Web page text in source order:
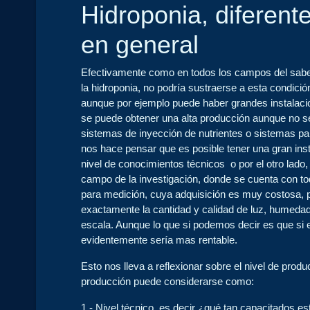
Hidroponia,
en general
Efectivamente como en todos los campos del
la hidroponia, no podría sustraerse a esta
aunque por ejemplo puede haber grandes
se puede obtener una alta producción aunque no
sistemas de inyección de nutrientes o sistemas
nos hace pensar que es posible tener una gran
nivel de conocimientos técnicos o por el otro
campo de la investigación, donde se cuenta con
para medición, cuya adquisición es muy costosa,
exactamente la cantidad y calidad de luz,
escala. Aunque lo que si podemos decir es que
evidentemente sería mas rentable.
Esto nos lleva a reflexionar sobre el nivel de
producción puede considerarse como: